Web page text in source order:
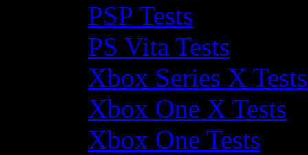
PSP Tests
PS Vita Tests
Xbox Series X Tests
Xbox One X Tests
Xbox One Tests